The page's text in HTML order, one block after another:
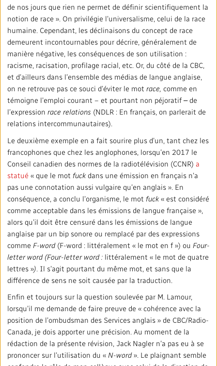
de nos jours que rien ne permet de définir scientifiquement la
notion de race ». On privilégie l’universalisme, celui de la race
humaine. Cependant, les déclinaisons du concept de race
demeurent incontournables pour décrire, généralement de
manière négative, les conséquences de son utilisation :
racisme, racisation, profilage racial, etc. Or, du côté de la CBC,
et d’ailleurs dans l’ensemble des médias de langue anglaise,
on ne retrouve pas ce souci d’éviter le mot race, comme en
témoigne l’emploi courant – et pourtant non péjoratif ‒ de
l’expression race relations (NDLR : En français, on parlerait de
relations intercommunautaires).
Le deuxième exemple en a fait sourire plus d’un, tant chez les
francophones que chez les anglophones, lorsqu’en 2017 le
Conseil canadien des normes de la radiotélévision (CCNR) a
statué « que le mot fuckdans une émission en français n’a
pas une connotation aussi vulgaire qu’en anglais ». En
conséquence, a conclu l’organisme, le mot fuck« est considéré
comme acceptable dans les émissions de langue française »,
alors qu’il doit être censuré dans les émissions de langue
anglaise par un bip sonore ou remplacé par des expressions
comme F-word (F-word : littéralement « le mot en f ») ou Four-
letter word (Four-letter word : littéralement « le mot de quatre
lettres ») . Il s’agit pourtant du même mot, et sans que la
différence de sens ne soit causée par la traduction.
Enfin et toujours sur la question soulevée par M. Lamour,
lorsqu’il me demande de faire preuve de « cohérence avec la
position de l’ombudsman des Services anglais » de CBC/Radio-
Canada, je dois apporter une précision. Au moment de la
rédaction de la présente révision, Jack Nagler n’a pas eu à se
prononcer sur l’utilisation du « N-word». Le plaignant semble